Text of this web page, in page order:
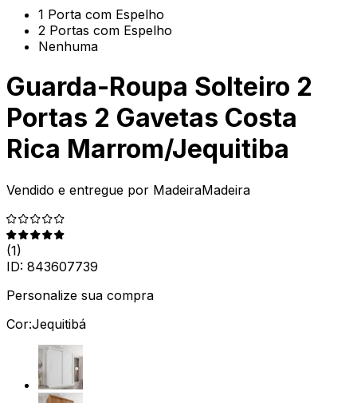
1 Porta com Espelho
2 Portas com Espelho
Nenhuma
Guarda-Roupa Solteiro 2
Portas 2 Gavetas Costa
Rica Marrom/Jequitiba
Vendido e entregue por MadeiraMadeira
(1)
ID: 843607739
Personalize sua compra
Cor:Jequitibá